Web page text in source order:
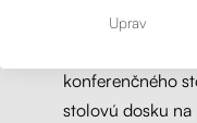
konferenčného
stolovú dosku na
Uprav